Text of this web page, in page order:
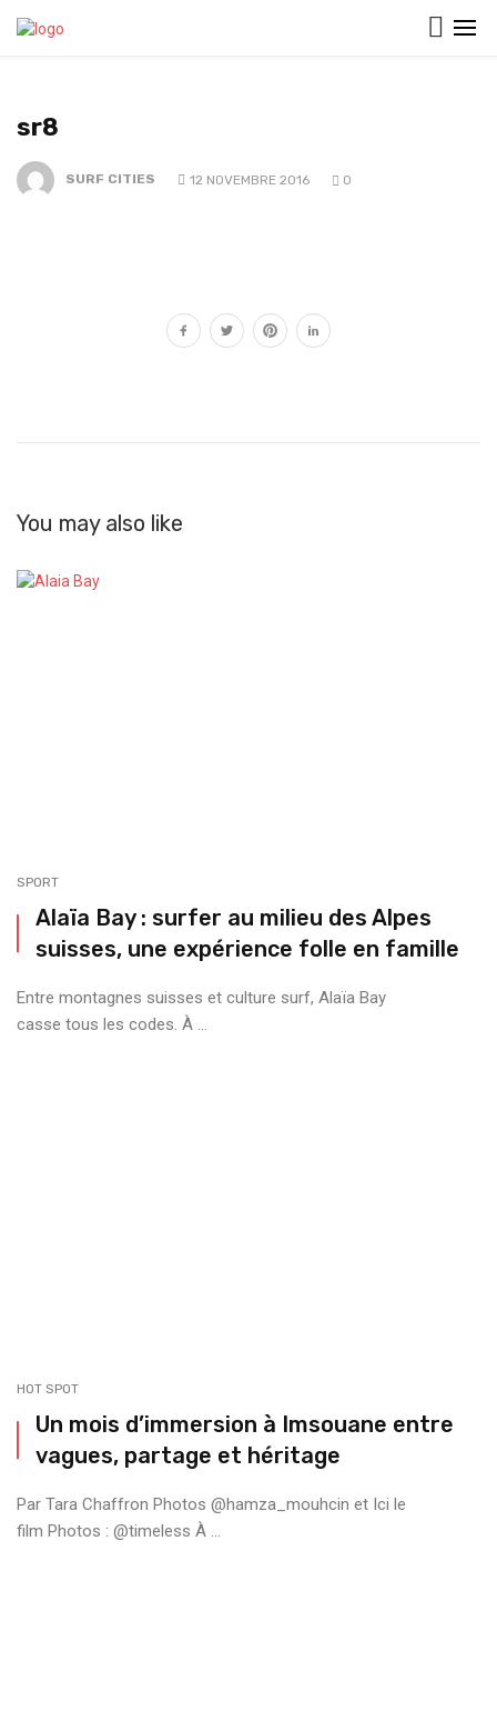
sr8
SURF CITIES 12 NOVEMBRE 2016 0
You may also like
SPORT
Alaïa Bay : surfer au milieu des Alpes
suisses, une expérience folle en famille
Entre montagnes suisses et culture surf, Alaïa Bay
casse tous les codes. À ...
HOT SPOT
Un mois d’immersion à Imsouane entre
vagues, partage et héritage
Par Tara Chaffron Photos @hamza_mouhcin et Ici le
film Photos : @timeless À ...